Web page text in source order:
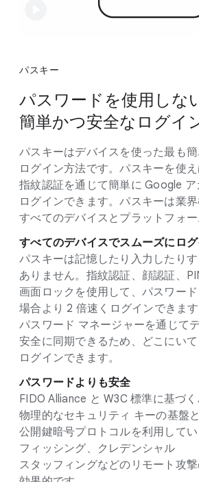
パスキー
パスワードを​使用しな
簡単かつ安全な​ログイ
パスキーは​デバイスを​使った​最も​
ログイン方​法です。​パスキーを​使
指紋認証を​通じて​簡単に Google ア
ログインできます。​パスキーは​業界
すべての​デバイスと​プラットフォー
すべての​デバイスで​スムーズに​ロ
パスキーは​記憶したり​入力したり
ありません。​指紋認証、​顔認証、​
画面ロックを​使用して、​パスワー
場合より 2 倍速く​ログインできま
パスワード マネージャーを​通じて​
安全に​同期できる​ため、​どこに​い
ログインできます。
パスワードよりも​安全
FIDO Alliance と W3C 標準に​基づく​
物理的な​セキュリティ キーの​基盤
公開鍵暗号プロトコルを​利用してい
フィッシング、​クレデンシャル
スタッフィングなどの​リモート攻